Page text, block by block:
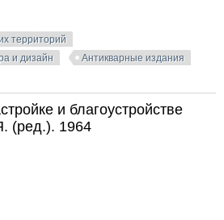
территорий
и дизайн
Антикварные издания
Ф. 1935
и благоустройстве
(ред.). 1964